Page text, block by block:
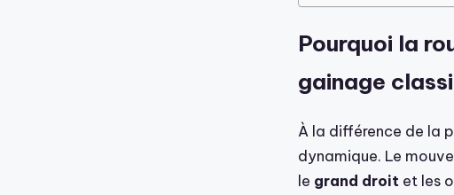
Pourquoi la
gainage
À la différence de la
dynamique. Le
le grand droit et les